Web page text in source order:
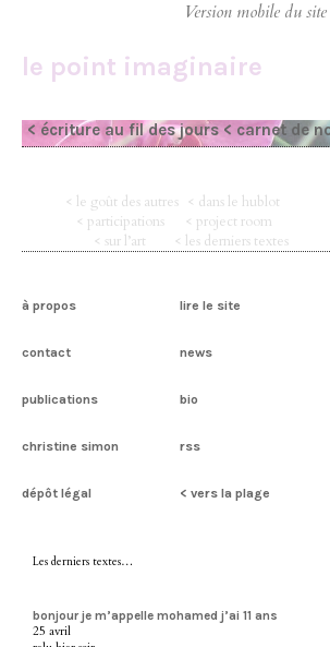
le point imaginaire
< écriture au fil des jours < carnet de
< le goût des autres < dans le hublot
< participations
< project room
< sur l’art
< les derniers textes
à propos lire le site
contact news
publications bio
christine simon rss
dépôt légal < vers la plage
Les derniers textes…
bonjour je m’appelle mohamed j’ai 11 ans
25 avril